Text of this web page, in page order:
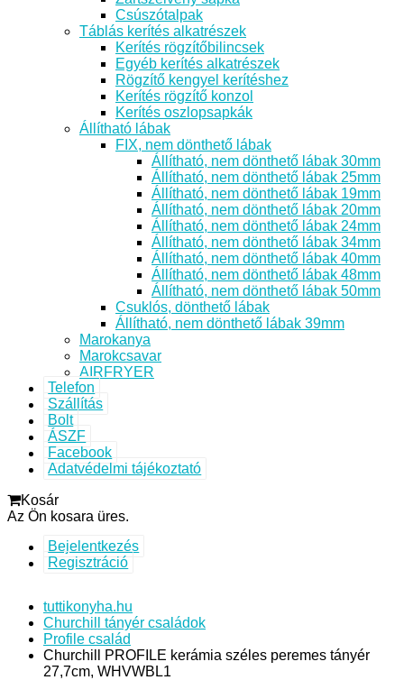
Csúszótalpak
Táblás kerítés alkatrészek
Kerítés rögzítőbilincsek
Egyéb kerítés alkatrészek
Rögzítő kengyel kerítéshez
Kerítés rögzítő konzol
Kerítés oszlopsapkák
Állítható lábak
FIX, nem dönthető lábak
Állítható, nem dönthető lábak 30mm
Állítható, nem dönthető lábak 25mm
Állítható, nem dönthető lábak 19mm
Állítható, nem dönthető lábak 20mm
Állítható, nem dönthető lábak 24mm
Állítható, nem dönthető lábak 34mm
Állítható, nem dönthető lábak 40mm
Állítható, nem dönthető lábak 48mm
Állítható, nem dönthető lábak 50mm
Csuklós, dönthető lábak
Állítható, nem dönthető lábak 39mm
Marokanya
Marokcsavar
AIRFRYER
Telefon
Szállítás
Bolt
ÁSZF
Facebook
Adatvédelmi tájékoztató
Kosár
Az Ön kosara üres.
Bejelentkezés
Regisztráció
tuttikonyha.hu
Churchill tányér családok
Profile család
Churchill PROFILE kerámia széles peremes tányér
27,7cm, WHVWBL1